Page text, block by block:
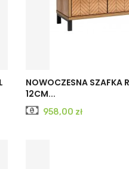
NOWOCZESNA SZAFKA
12CM...
Cena
958,00 zł